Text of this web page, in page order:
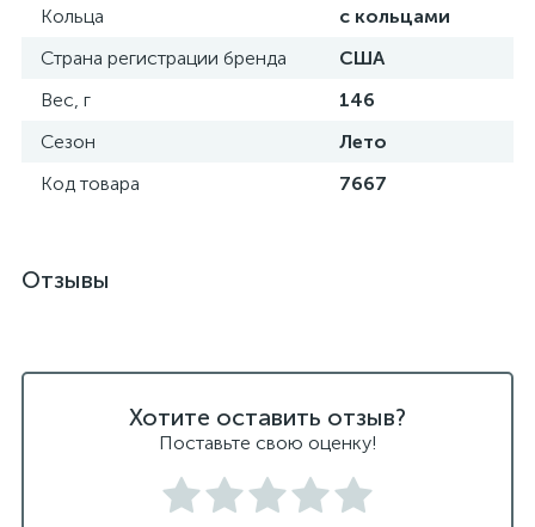
Кольца
с кольцами
Страна регистрации бренда
США
Вес, г
146
Сезон
Лето
Код товара
7667
Отзывы
Хотите оставить отзыв?
Поставьте свою оценку!